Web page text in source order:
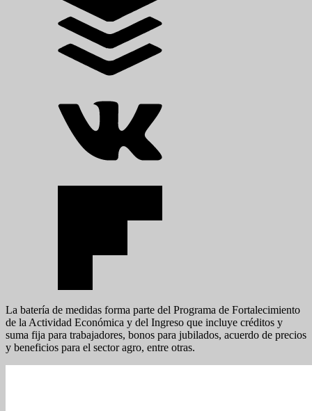
La batería de medidas forma parte del Programa de Fortalecimiento
de la Actividad Económica y del Ingreso que incluye créditos y
suma fija para trabajadores, bonos para jubilados, acuerdo de precios
y beneficios para el sector agro, entre otras.